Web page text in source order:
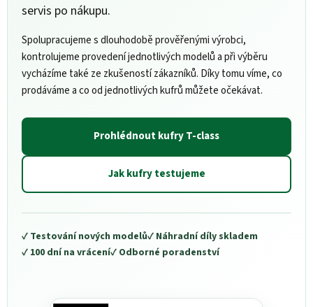
servis po nákupu.
Spolupracujeme s dlouhodobě prověřenými výrobci,
kontrolujeme provedení jednotlivých modelů a při výběru
vycházíme také ze zkušeností zákazníků. Díky tomu víme, co
prodáváme a co od jednotlivých kufrů můžete očekávat.
Prohlédnout kufry T-class
Jak kufry testujeme
✓ Testování nových modelů✓ Náhradní díly skladem
✓ 100 dní na vrácení✓ Odborné poradenství